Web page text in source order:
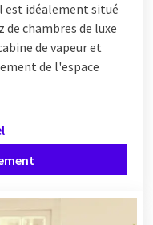
est idéalement situé
chambres de luxe
de vapeur et
de l'espace